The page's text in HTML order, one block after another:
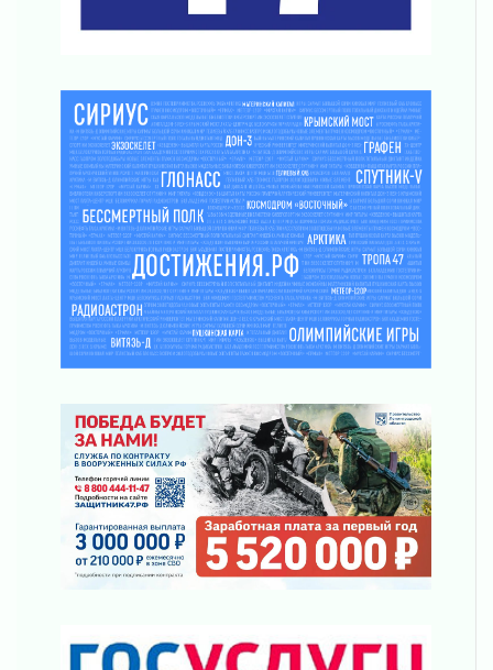
Лето катится с горки
летию Билибина
01 августа 2026
Лето без гаджетов
01 августа 2026
Болезнь девственниц и вампиров
01 августа 2026
Безмолвный крик о помощи
01 августа 2026
В музей всей семьёй
01 августа 2026
Без заявлений и очередей
Не женское это дело...уверены?
01 августа 2026
Все силы в кулак
01 августа 2026
Айда на пляж!
01 августа 2026
Один в поле — не воин
31 июля 2026